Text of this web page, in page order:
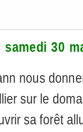
30
nous
sur le
sa forêt